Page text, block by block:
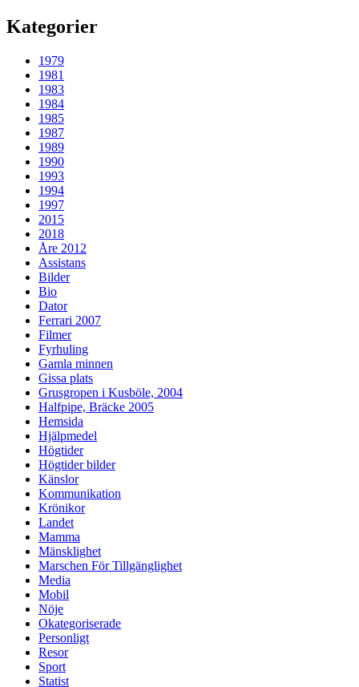
Kategorier
1979
1981
1983
1984
1985
1987
1989
1990
1993
1994
1997
2015
2018
Åre 2012
Assistans
Bilder
Bio
Dator
Ferrari 2007
Filmer
Fyrhuling
Gamla minnen
Gissa plats
Grusgropen i Kusböle, 2004
Halfpipe, Bräcke 2005
Hemsida
Hjälpmedel
Högtider
Högtider bilder
Känslor
Kommunikation
Krönikor
Landet
Mamma
Mänsklighet
Marschen För Tillgänglighet
Media
Mobil
Nöje
Okategoriserade
Personligt
Resor
Sport
Statist